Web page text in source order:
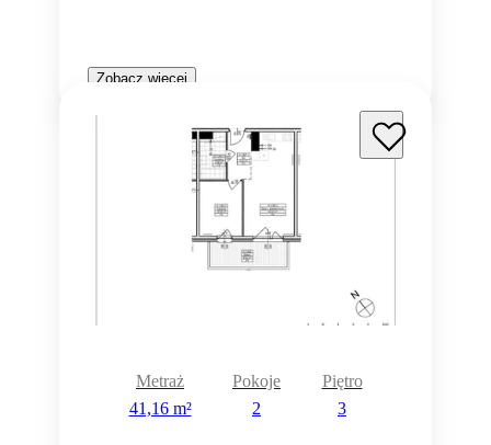
Zobacz więcej
Metraż
41,16 m²
Pokoje
2
Piętro
3